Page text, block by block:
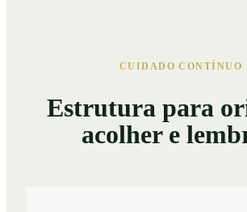
CUIDADO CONTÍNUO
Estrutura para
acolher e